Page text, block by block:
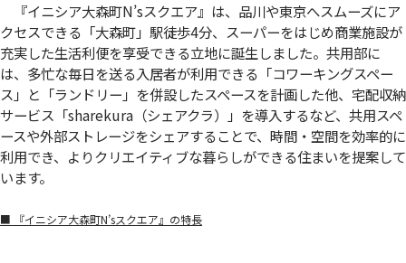
『イニシア大森町N’sスクエア』は、品川や東京へスムーズにア
クセスできる「大森町」駅徒歩4分、スーパーをはじめ商業施設が
充実した生活利便を享受できる立地に誕生しました。共用部に
は、多忙な毎日を送る入居者が利用できる「コワーキングスペー
ス」と「ランドリー」を併設したスペースを計画した他、宅配収納
サービス「sharekura（シェアクラ）」を導入するなど、共用スペ
ースや外部ストレージをシェアすることで、時間・空間を効率的に
利用でき、よりクリエイティブな暮らしができる住まいを提案して
います。
■ 『イニシア大森町N’sスクエア』の特長